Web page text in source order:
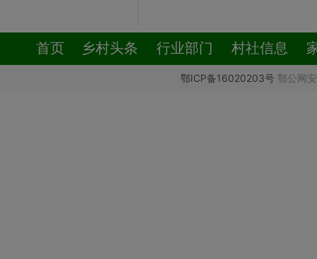
首页 乡村头条 行业部门 村社信息
鄂ICP备16020203号鄂公网